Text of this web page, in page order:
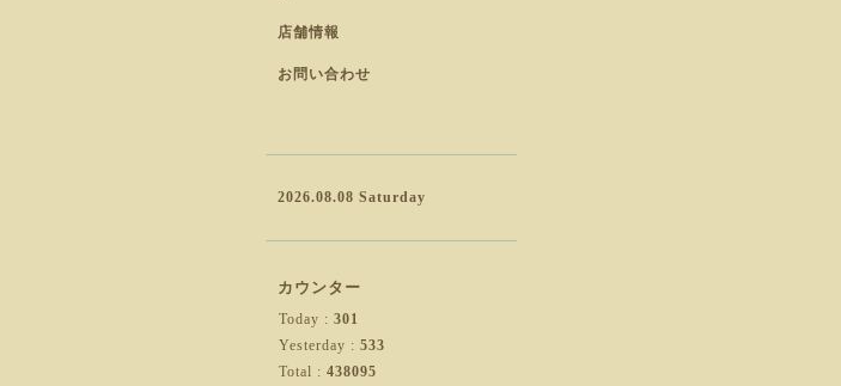
店舗情報
お問い合わせ
2026.08.08 Saturday
カウンター
Today : 301
Yesterday : 533
Total : 438095